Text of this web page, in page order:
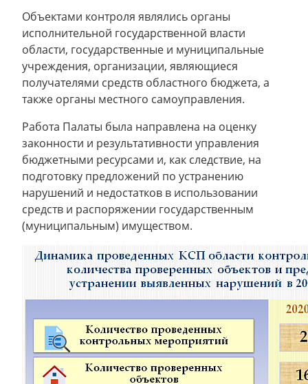
Объектами контроля являлись органы
исполнительной государственной власти
области, государственные и муниципальные
учреждения, организации, являющиеся
получателями средств областного бюджета, а
также органы местного самоуправления.
Работа Палаты была направлена на оценку
законности и результативности управления
бюджетными ресурсами и, как следствие, на
подготовку предложений по устранению
нарушений и недостатков в использовании
средств и распоряжении государственным
(муниципальным) имуществом.